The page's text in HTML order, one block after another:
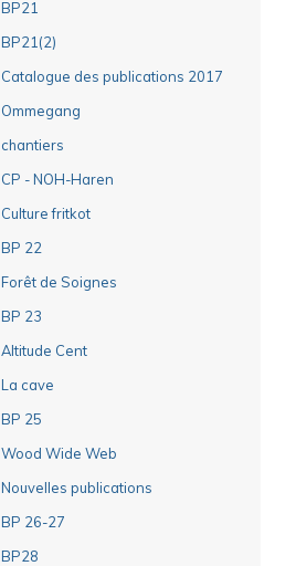
BP21
BP21(2)
Catalogue des publications 2017
Ommegang
chantiers
CP - NOH-Haren
Culture fritkot
BP 22
Forêt de Soignes
BP 23
Altitude Cent
La cave
BP 25
Wood Wide Web
Nouvelles publications
BP 26-27
BP28